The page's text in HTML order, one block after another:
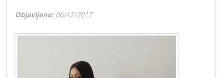
Objavljeno: 06/12/2017